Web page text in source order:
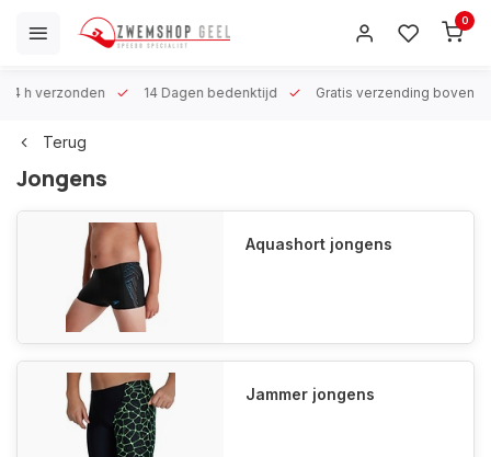
0
verzonden 14 Dagen bedenktijd Gratis verzending boven €100
Terug
Jongens
Aquashort jongens
Jammer jongens